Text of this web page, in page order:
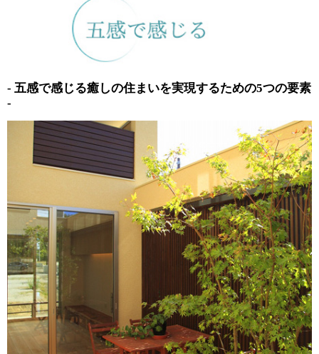
- 五感で感じる癒しの住まいを実現するための5つの要素
-